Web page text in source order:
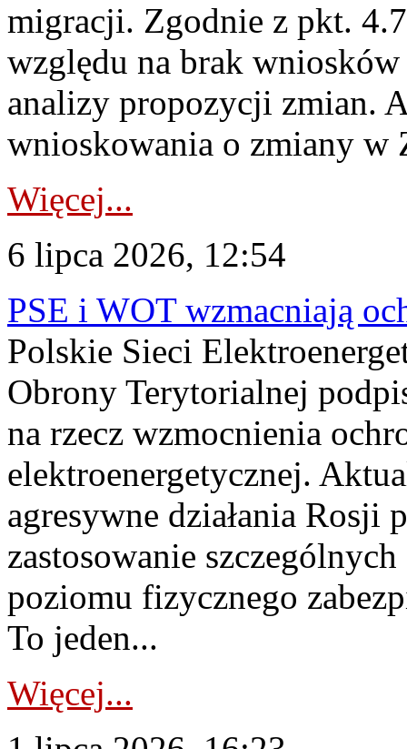
migracji. Zgodnie z pkt.
względu na brak
analizy propozycji zmian.
wnioskowania o zmiany w
Więcej...
6 lipca 2026, 12:54
PSE i WOT wzmacniają
Polskie Sieci
Obrony Terytorialnej
na rzecz wzmocnienia
elektroenergetycznej.
agresywne działania Rosji
zastosowanie
poziomu fizycznego
To jeden...
Więcej...